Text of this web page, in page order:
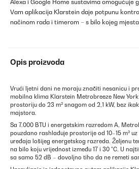
Alexa i Google Home sustavima omogućuje
Vam aplikacija Klarstein daje potpunu
načinom rada i timerom – s bilo kojeg
Opis proizvoda
Vrući ljetni dani ne moraju značiti nesanicu i
mobilna klima Klarstein Metrobreeze New
prostoriju do 23 m² snagom od 2,1 kW, bez
majstora.
Sa 7.000 BTU i energetskim razredom A,
pouzdano rashlađuje prostorije od 10–15 m²
uređaja lošijeg energetskog razreda. Željenu
na bilo koju vrijednost između 17 i 30 °C. U
sa samo 52 dB – dovoljno tiho da ne remeti